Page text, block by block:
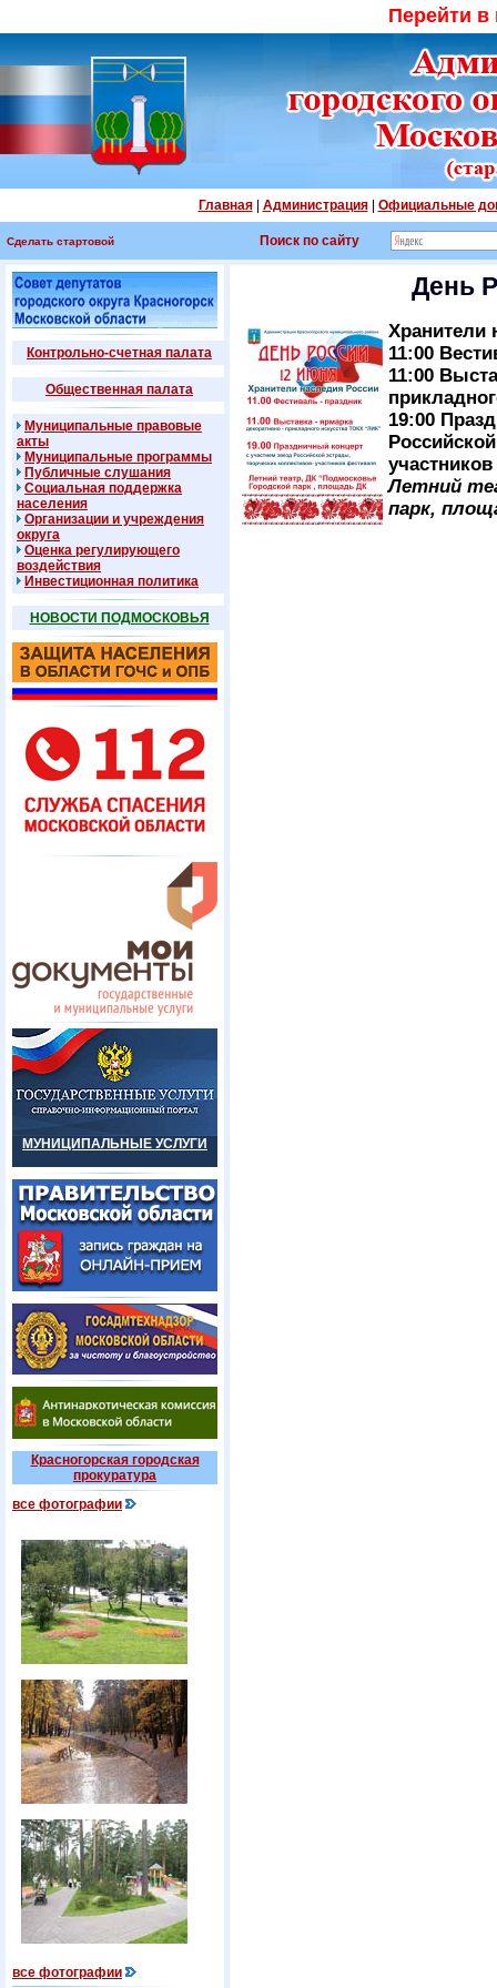
Перейти
Главная| Администрация| Официальные
Сделать стартовой Поиск по сайту
Контрольно-счетная палата
Общественная палата
Муниципальные правовые
акты
Муниципальные программы
Публичные слушания
Социальная поддержка
населения
Организации и учреждения
округа
Оценка регулирующего
воздействия
Инвестиционная политика
НОВОСТИ ПОДМОСКОВЬЯ
МУНИЦИПАЛЬНЫЕ УСЛУГИ
Красногорская городская
прокуратура
все фотографии
все фотографии
День
Хранители
11:00
11:00
19:00
Летний
парк,